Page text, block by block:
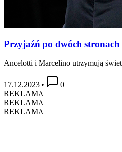
Przyjaźń po dwóch
Ancelotti i Marcelino utrzymują
17.12.2023 •
0
REKLAMA
REKLAMA
REKLAMA